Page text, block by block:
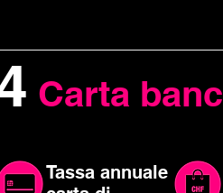
Carta
Tassa annuale